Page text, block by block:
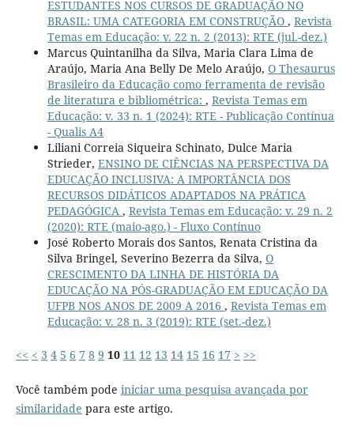
ESTUDANTES NOS CURSOS DE GRADUAÇÃO NO
BRASIL: UMA CATEGORIA EM CONSTRUÇÃO , Revista
Temas em Educação: v. 22 n. 2 (2013): RTE (jul.-dez.)
Marcus Quintanilha da Silva, Maria Clara Lima de
Araújo, Maria Ana Belly De Melo Araújo, O Thesaurus
Brasileiro da Educação como ferramenta de revisão
de literatura e bibliométrica: , Revista Temas em
Educação: v. 33 n. 1 (2024): RTE - Publicação Contínua
- Qualis A4
Liliani Correia Siqueira Schinato, Dulce Maria
Strieder, ENSINO DE CIÊNCIAS NA PERSPECTIVA DA
EDUCAÇÃO INCLUSIVA: A IMPORTÂNCIA DOS
RECURSOS DIDÁTICOS ADAPTADOS NA PRÁTICA
PEDAGÓGICA , Revista Temas em Educação: v. 29 n. 2
(2020): RTE (maio-ago.) - Fluxo Contínuo
José Roberto Morais dos Santos, Renata Cristina da
Silva Bringel, Severino Bezerra da Silva, O
CRESCIMENTO DA LINHA DE HISTÓRIA DA
EDUCAÇÃO NA PÓS-GRADUAÇÃO EM EDUCAÇÃO DA
UFPB NOS ANOS DE 2009 A 2016 , Revista Temas em
Educação: v. 28 n. 3 (2019): RTE (set.-dez.)
<< < 3 4 5 6 7 8 9 10 11 12 13 14 15 16 17 > >>
Você também pode iniciar uma pesquisa avançada por
similaridade para este artigo.